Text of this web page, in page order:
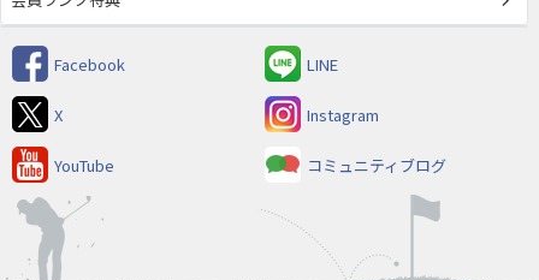
Facebook LINE
X Instagram
YouTube コミュニティブログ